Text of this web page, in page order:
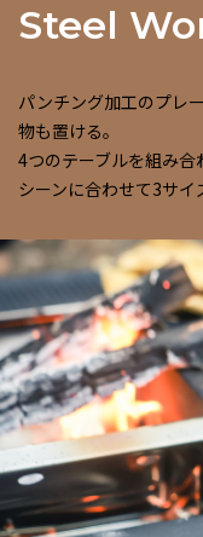
Steel
パンチング加工のプレ
物も置ける。
4つのテーブルを組み合
シーンに合わせて3サイ